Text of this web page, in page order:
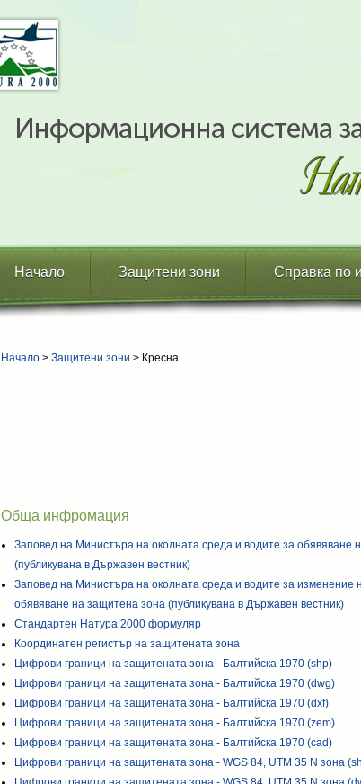
Начало Защитени зони Справка по
Начало > Защитени зони > Кресна
Обща инфромация
Заповед на Министъра на околната среда и водите за обявяване
(публикувана в Държавен вестник)
Заповед на Министъра на околната среда и водите за изменение
обявяване на защитена зона (публикувана в Държавен вестник)
Стандартен Натура 2000 формуляр
Координатен регистър на защитената зона
Цифрови граници на защитената зона - Балтийска 1970 (shp)
Цифрови граници на защитената зона - Балтийска 1970 (dwg)
Цифрови граници на защитената зона - Балтийска 1970 (dxf)
Цифрови граници на защитената зона - Балтийска 1970 (zem)
Цифрови граници на защитената зона - Балтийска 1970 (cad)
Цифрови граници на защитената зона - WGS 84, UTM 35 N зона